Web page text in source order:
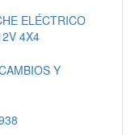
ELÉCTRICO
4X4
Y